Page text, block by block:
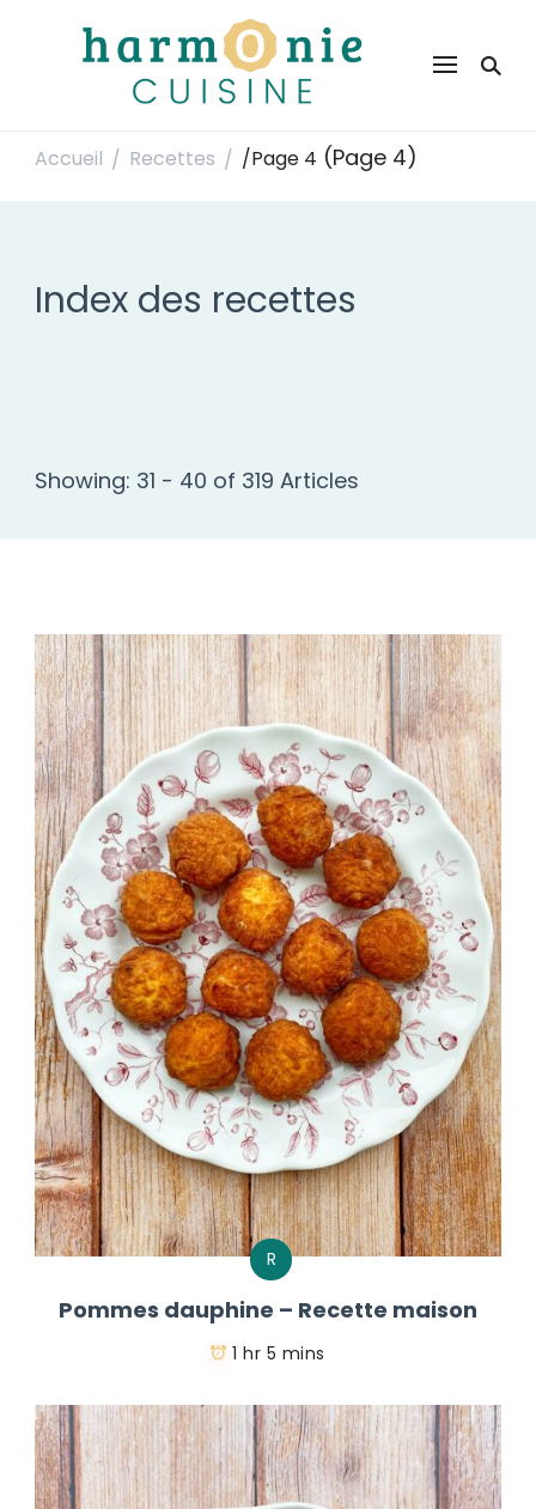
Harmonie Cuisine
Accueil / Recettes / /Page 4 (Page 4)
Index des recettes
Showing: 31 - 40 of 319 Articles
R
Pommes dauphine – Recette maison
1 hr 5 mins